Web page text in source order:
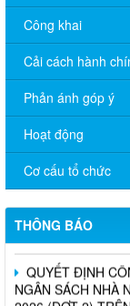
Công khai
Cải cách hành
Phản ánh góp ý
Hoạt động
Cơ cấu tổ chức
THÔNG BÁO
HỘI ĐỒNG
THÔNG BÁO VỀ
ĐANG HỌC PHỤC
DÂN NHẬP NGŨ
THÔNG BÁO
KHỎE GIẢ, KÉM
THÔNG BÁO:
tiêu biểu” năm 2026
QUYẾT ĐỊNH
NGÂN SÁCH NHÀ
2026 (ĐỢT 2)